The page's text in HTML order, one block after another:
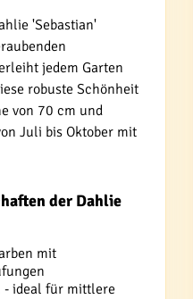
'Sebastian'
jedem Garten
robuste Schönheit
von 70 cm und
Juli bis Oktober mit
der Dahlie
mit
- ideal für mittlere